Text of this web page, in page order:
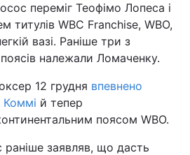
переміг Теофімо Лопеса і
титулів WBC Franchise, WBO,
вазі. Раніше три з
належали Ломаченку.
12 грудня впевнено
Коммі й тепер
поясом WBO.
заявляв, що дасть